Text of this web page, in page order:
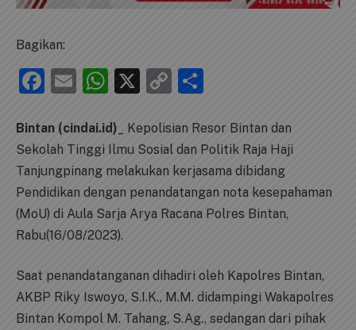
Bagikan:
Facebook
EmailWhatsApp
X
Copy
Bintan (cindai.id) _ Kepolisian Resor Bintan dan
Sekolah Tinggi Ilmu Sosial dan Politik Raja Haji
Tanjungpinang melakukan kerjasama dibidang
Pendidikan dengan penandatangan nota kesepahaman
(MoU) di Aula Sarja Arya Racana Polres Bintan,
Rabu(16/08/2023).
Saat penandatanganan dihadiri oleh Kapolres Bintan,
AKBP Riky Iswoyo, S.I.K., M.M. didampingi Wakapolres
Bintan Kompol M. Tahang, S.Ag., sedangan dari pihak